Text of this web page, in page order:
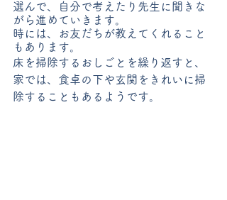
選んで、自分で考えたり先生に聞きな
がら進めていきます。
時には、お友だちが教えてくれること
もあります。
床を掃除するおしごとを繰り返すと、
家では、食卓の下や玄関をきれいに掃
除することもあるようです。